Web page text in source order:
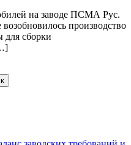
на заводе ПСМА Рус.
производство
сборки